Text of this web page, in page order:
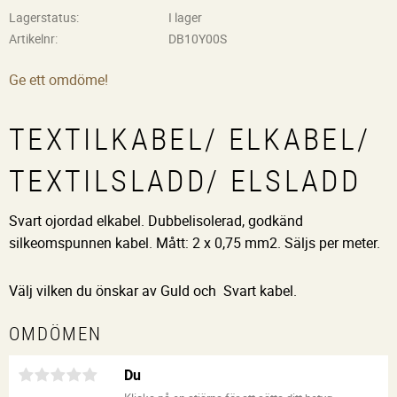
Lagerstatus
I lager
Artikelnr
DB10Y00S
Ge ett omdöme!
TEXTILKABEL/ ELKABEL/
TEXTILSLADD/ ELSLADD
Svart ojordad elkabel. Dubbelisolerad, godkänd
silkeomspunnen kabel. Mått: 2 x 0,75 mm2. Säljs per meter.
Välj vilken du önskar av Guld och Svart kabel.
OMDÖMEN
Du